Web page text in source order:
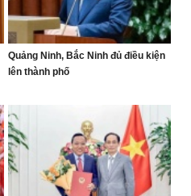
Quảng Ninh, Bắc Ninh đủ điều kiện
lên thành phố